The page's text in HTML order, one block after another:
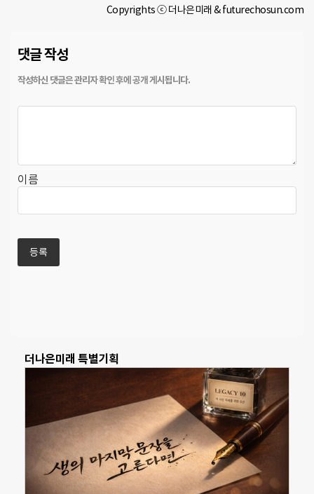
Copyrights ⓒ 더나은미래 & futurechosun.com
댓글 작성
이름
더나은미래 특별기획